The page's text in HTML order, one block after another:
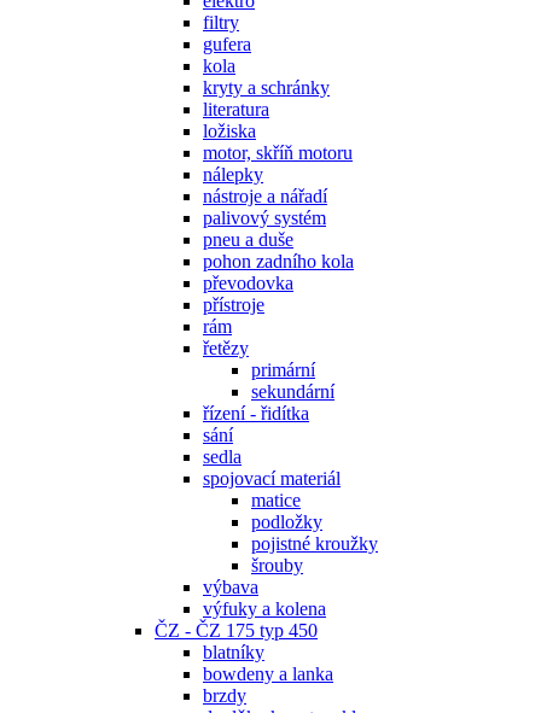
filtry
gufera
kola
kryty a schránky
literatura
ložiska
motor, skříň motoru
nálepky
nástroje a nářadí
palivový systém
pneu a duše
pohon zadního kola
převodovka
přístroje
rám
řetězy
primární
sekundární
řízení - řidítka
sání
sedla
spojovací materiál
matice
podložky
pojistné kroužky
šrouby
výbava
výfuky a kolena
ČZ - ČZ 175 typ 450
blatníky
bowdeny a lanka
brzdy